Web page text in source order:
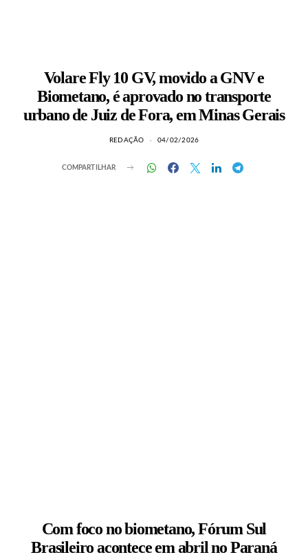
Volare Fly 10 GV, movido a GNV e
Biometano, é aprovado no transporte
urbano de Juiz de Fora, em Minas Gerais
REDAÇÃO 04/02/2026
COMPARTILHAR
Com foco no biometano, Fórum Sul
Brasileiro acontece em abril no Paraná